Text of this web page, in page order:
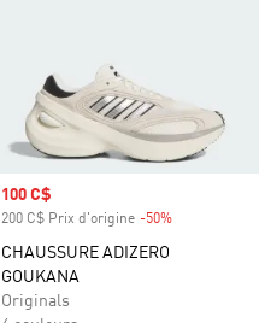
Prix soldé
100 C$
200 C$ Prix d'origine -50%
CHAUSSURE ADIZERO
GOUKANA
Originals